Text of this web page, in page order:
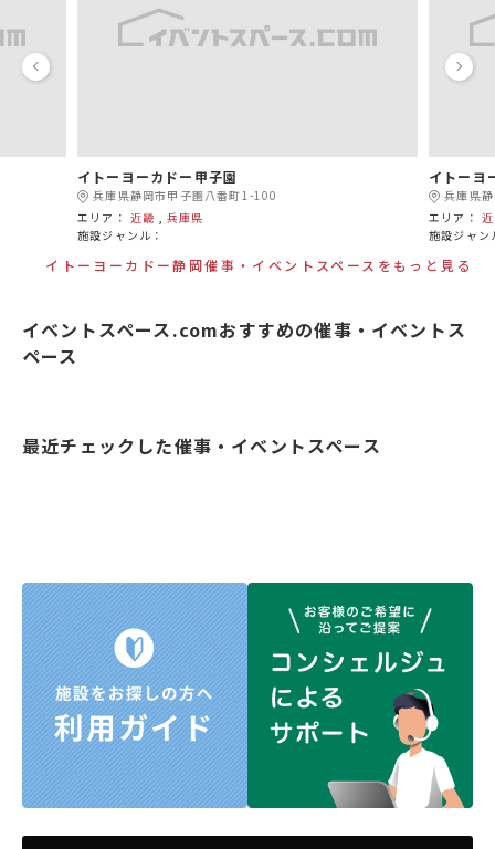
イトーヨーカドー甲子園
兵庫県静岡市甲子園八番町1-100
エリア： 近畿 ,兵庫県
施設ジャンル：
イトーヨ
兵庫県
エリア：
施設ジャン
イトーヨーカドー静岡催事・イベントスペースをもっと見る
イベントスペース.comおすすめの催事・イベントス
ペース
最近チェックした催事・イベントスペース